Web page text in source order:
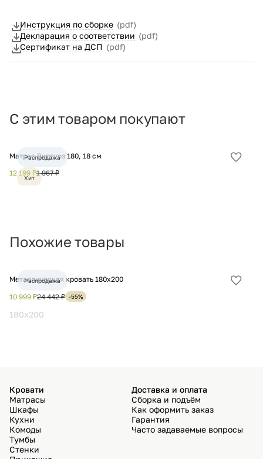
Инструкция по сборке (pdf)
Декларация о соответствии (pdf)
Сертификат на ДСП (pdf)
С этим товаром покупают
Матрас Виртуоз 180, 18 см
12 199 ₽1 967 ₽
Распродажа
Хит
Похожие товары
Металлическая кровать 180х200
10 999 ₽24 442 ₽ -55%
Распродажа
180x200
Кровати
Матрасы
Шкафы
Кухни
Комоды
Тумбы
Стенки
Доставка и оплата
Сборка и подъём
Как оформить заказ
Гарантия
Часто задаваемые вопросы